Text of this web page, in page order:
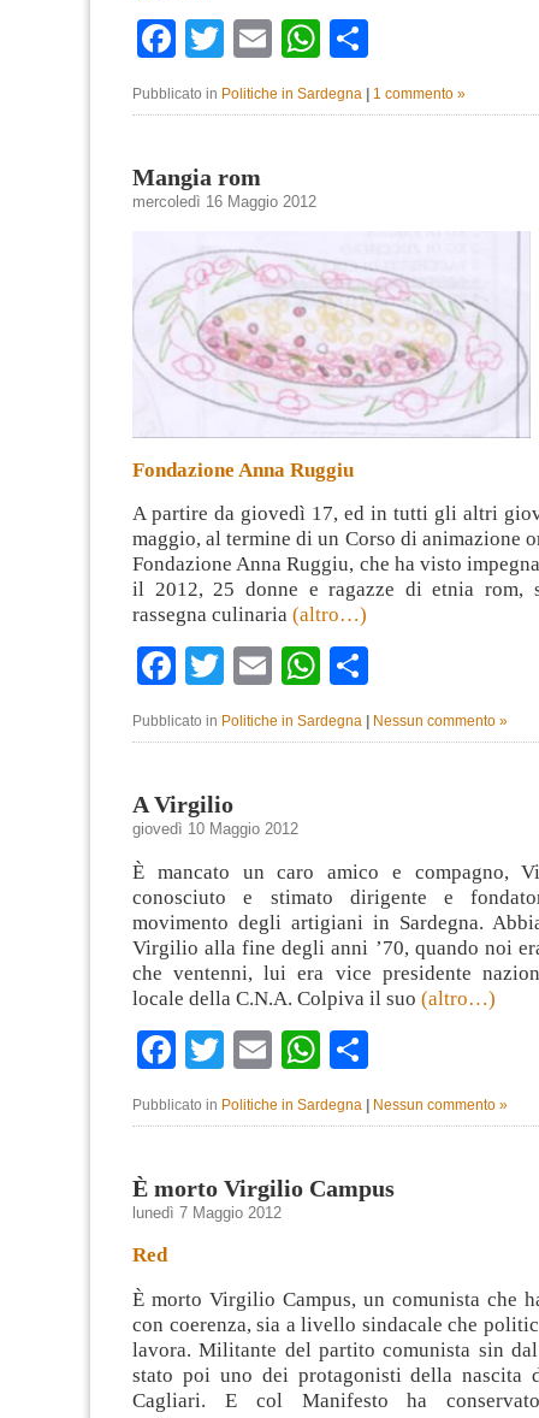
Facebook
TwitterEmailWhatsApp
Pubblicato in Politiche in Sardegna 1 commento »
Mangia rom
mercoledì 16 Maggio 2012
Fondazione Anna Ruggiu
A partire da giovedì 17, ed in tutti gli altri
maggio, al termine di un Corso di animazione
Fondazione Anna Ruggiu, che ha visto
il 2012, 25 donne e ragazze di etnia rom,
rassegna culinaria (altro…)
Facebook
TwitterEmailWhatsApp
Pubblicato in Politiche in Sardegna Nessun commento »
A Virgilio
giovedì 10 Maggio 2012
È mancato un caro amico e compagno,
conosciuto e stimato dirigente e
movimento degli artigiani in Sardegna.
Virgilio alla fine degli anni ’70, quando noi
che ventenni, lui era vice presidente
locale della C.N.A. Colpiva il suo (altro…)
Facebook
TwitterEmailWhatsApp
Pubblicato in Politiche in Sardegna | Nessun commento »
È morto Virgilio Campus
lunedì 7 Maggio 2012
Red
È morto Virgilio Campus, un comunista che
con coerenza, sia a livello sindacale che
lavora. Militante del partito comunista sin
stato poi uno dei protagonisti della nascita
Cagliari. E col Manifesto ha